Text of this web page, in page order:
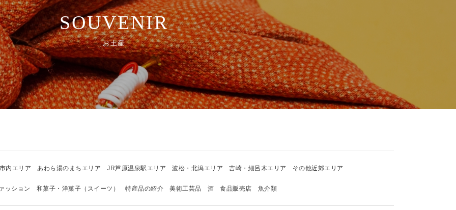
SOUVENIR
お土産
内エリア あわら湯のまちエリア JR芦原温泉駅エリア 波松・北潟エリア 吉崎・細呂木エリア その他近郊エリア
ッション 和菓子・洋菓子（スイーツ） 特産品の紹介 美術工芸品 酒 食品販売店 魚介類